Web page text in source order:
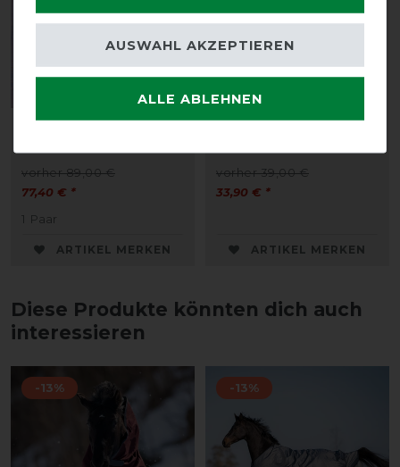
vorher 89,00 €
77,40 € *
1 Paar
ARTIKEL MERKEN
vorher 39,00 €
33,90 € *
ARTIKEL MERKEN
Diese Produkte könnten dich auch
interessieren
-13% -13%
ALLE ABLEHNEN
AUSWAHL AKZEPTIEREN